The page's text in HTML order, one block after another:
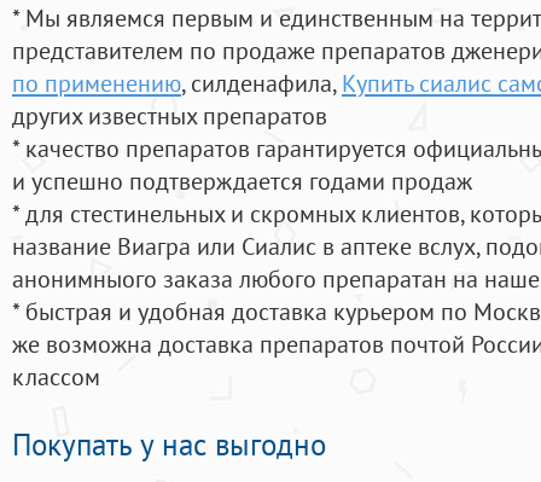
* Мы являемся первым и единственным на
представителем по продаже препаратов
по применению, силденафила, Купить сиалис
других известных препаратов
* качество препаратов гарантируется
и успешно подтверждается годами продаж
* для стестинельных и скромных клиентов,
название Виагра или Сиалис в аптеке вслух,
анонимныого заказа любого препаратан на
* быстрая и удобная доставка курьером по
же возможна доставка препаратов почтой
классом
Покупать у нас выгодно